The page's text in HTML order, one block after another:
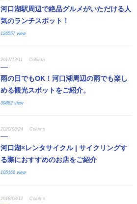
河口湖駅周辺で絶品グルメがいただける人
気のランチスポット！
126557 view
2017/12/11 Column
雨の日でもOK！河口湖周辺の雨でも楽し
める観光スポットをご紹介。
39882 view
2020/08/24 Column
河口湖×レンタサイクル | サイクリングす
る際におすすめのお店をご紹介
105162 view
2018/08/12 Column